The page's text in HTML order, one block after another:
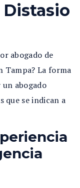
abogado de
Tampa? La forma
abogado
que se indican a